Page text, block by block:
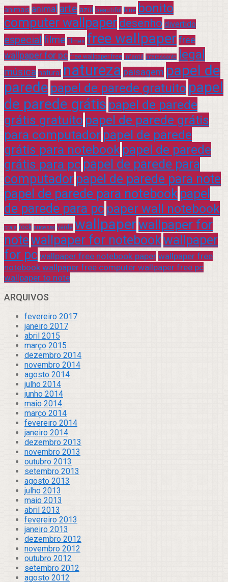
animais animal arte azul beautiful blue bonito
computer wallpaper desenho divertido
especial filme filmes free wallpaper free
wallpaper for pc free wallpaper free infantil interessante legal
música natural natureza paisagem papel de
parede papel de parede gratuito papel
de parede grátis papel de parede
grátis gratuito papel de parede grátis
para computador papel de parede
grátis para notebook papel de parede
grátis para pc papel de parede para
computador papel de parede para note
papel de parede para notebook papel
de parede para pc paper wall notebook
praia rock sucesso verde wallpaperwallpaper for
notewallpaper for notebookwallpaper
for pc wallpaper free notebook paper wallpaper free
notebook wallpaper free computer wallpaper free pc
wallpaper to note
ARQUIVOS
fevereiro 2017
janeiro 2017
abril 2015
março 2015
dezembro 2014
novembro 2014
agosto 2014
julho 2014
junho 2014
maio 2014
março 2014
fevereiro 2014
janeiro 2014
dezembro 2013
novembro 2013
outubro 2013
setembro 2013
agosto 2013
julho 2013
maio 2013
abril 2013
fevereiro 2013
janeiro 2013
dezembro 2012
novembro 2012
outubro 2012
setembro 2012
agosto 2012